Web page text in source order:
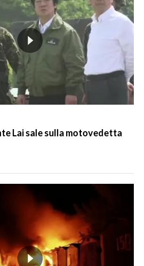
Lai sale sulla motovedetta